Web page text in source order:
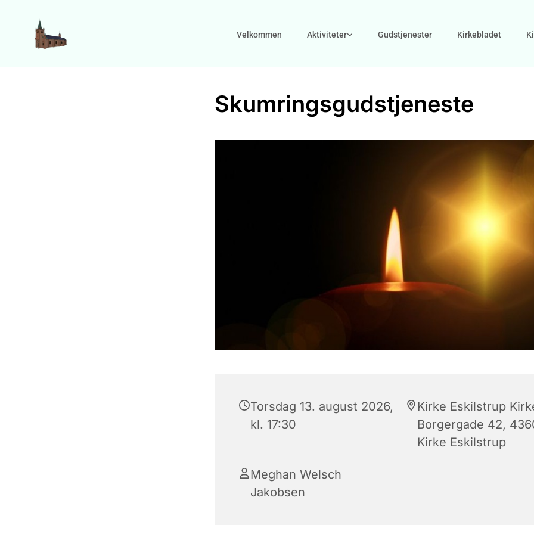
Velkommen Aktiviteter Gudstjenester Kirkebladet
Skumringsgudstjeneste
Torsdag 13. august 2026,
kl. 17:30
Kirke Eskilstrup
Borgergade 42,
Kirke Eskilstrup
Meghan Welsch
Jakobsen